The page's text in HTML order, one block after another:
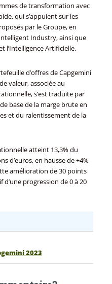
de transformation avec
qui s’appuient sur les
par le Groupe, en
Industry, ainsi que
l’Intelligence Artificielle.
d’offres de Capgemini
valeur, associée au
s’est traduite par
base de la marge brute en
et du ralentissement de la
atteint 13,3% du
d’euros, en hausse de +4%
amélioration de 30 points
d’une progression de 0 à 20
2023